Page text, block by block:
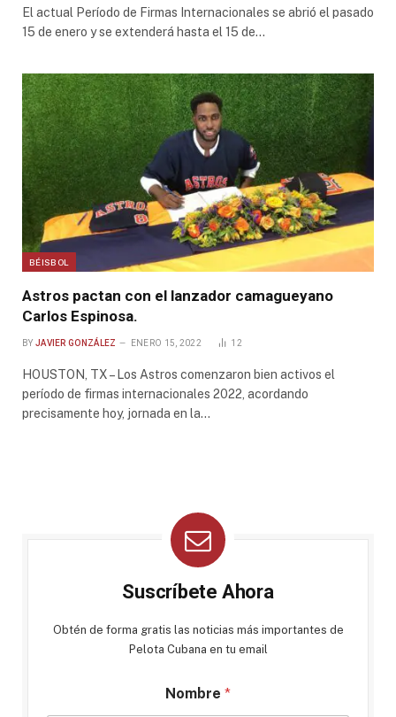
El actual Período de Firmas Internacionales se abrió el pasado
15 de enero y se extenderá hasta el 15 de…
BÉISBOL
Astros pactan con el lanzador camagueyano
Carlos Espinosa.
BY JAVIER GONZÁLEZ ENERO 15, 2022 12
HOUSTON, TX – Los Astros comenzaron bien activos el
período de firmas internacionales 2022, acordando
precisamente hoy, jornada en la…
Suscríbete Ahora
Obtén de forma gratis las noticias más importantes de
Pelota Cubana en tu email
Nombre *